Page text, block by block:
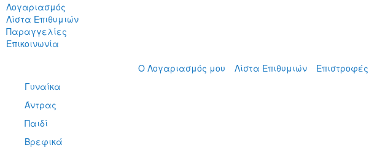
Λογαριασμός
Λίστα Επιθυμιών
Παραγγελίες
Επικοινωνία
Ο Λογαριασμός μου Λίστα Επιθυμιών Επιστροφές
περιεχόμενο
Γυναίκα
Άντρας
Παιδί
Βρεφικά